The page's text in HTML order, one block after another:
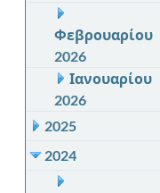
Φεβρουαρίου
2026
Ιανουαρίου
2026
2025
2024